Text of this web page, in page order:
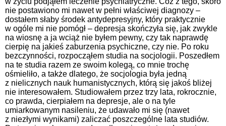
nie postawiono mi nawet w pełni właściwej diagnozy –
dostałem słaby środek antydepresyjny, który praktycznie
w ogóle mi nie pomógł – depresja skończyła się, jak zwykle
na wiosnę a ja wciąż nie byłem pewny, czy tak naprawdę
cierpię na jakieś zaburzenia psychiczne, czy nie. Po roku
bezczynności, rozpocząłem studia na socjologii. Poszedłem
na te studia razem ze swoim kolegą, co mnie trochę
ośmieliło, a także dlatego, że socjologia była jedną
z nielicznych nauk humanistycznych, którą się jakoś bliżej
nie interesowałem. Studiowałem przez trzy lata, rokrocznie,
co prawda, cierpiałem na depresje, ale o na tyle
umiarkowanym nasileniu, że udawało mi się (nawet
z niezłymi wynikami) zaliczać poszczególne lata studiów.